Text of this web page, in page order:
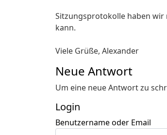
Sitzungsprotokolle haben
kann.
Viele Grüße, Alexander
Neue Antwort
Um eine neue Antwort zu
Login
Benutzername oder Email